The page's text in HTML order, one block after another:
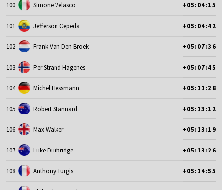
100 Simone Velasco +05:04:15
101 Jefferson Cepeda +05:04:42
102 Frank Van Den Broek +05:07:36
103 Per Strand Hagenes +05:07:45
104 Michel Hessmann +05:11:28
105 Robert Stannard +05:13:12
106 Max Walker +05:13:19
107 Luke Durbridge +05:13:26
108 Anthony Turgis +05:14:55